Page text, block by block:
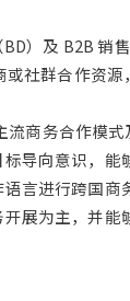
）及 B2B 销售
社群合作资
商务合作模式
导向意识，能
言进行跨国商
展为主，并能